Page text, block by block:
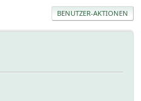
BENUTZER-AKTIONEN